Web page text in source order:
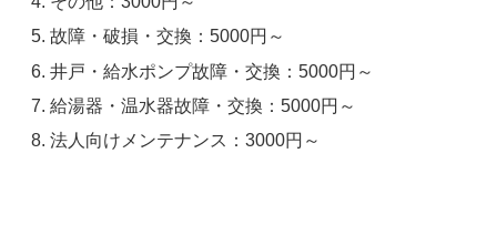
故障・破損・交換：5000円～
井戸・給水ポンプ故障・交換：5000円～
給湯器・温水器故障・交換：5000円～
法人向けメンテナンス：3000円～